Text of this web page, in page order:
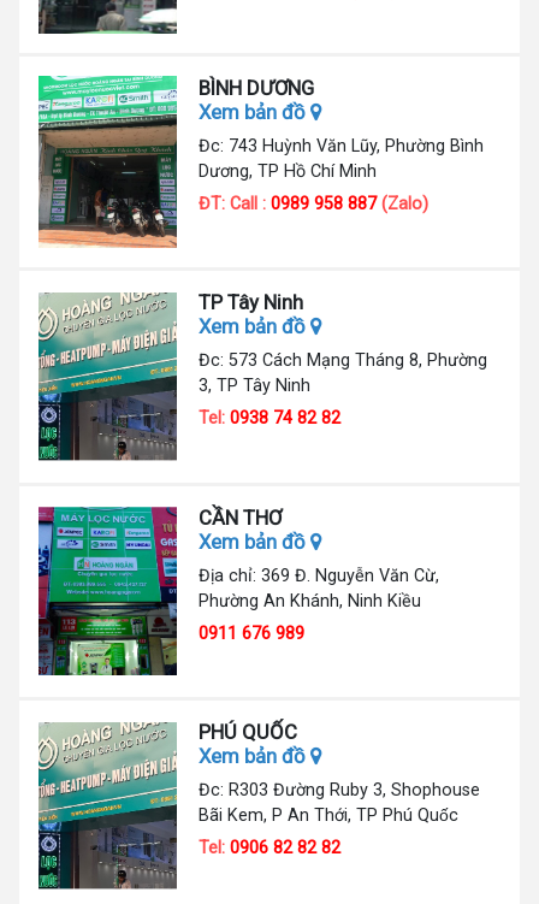
BÌNH DƯƠNG
Xem bản đồ
Đc: 743 Huỳnh Văn Lũy, Phường Bình
Dương, TP Hồ Chí Minh
ĐT: Call :0989 958 887(Zalo)
TP Tây Ninh
Xem bản đồ
Đc: 573 Cách Mạng Tháng 8, Phường
3, TP Tây Ninh
Tel:0938 74 82 82
CẦN THƠ
Xem bản đồ
Địa chỉ: 369 Đ. Nguyễn Văn Cừ,
Phường An Khánh, Ninh Kiều
0911 676 989
PHÚ QUỐC
Xem bản đồ
Đc: R303 Đường Ruby 3, Shophouse
Bãi Kem, P An Thới, TP Phú Quốc
Tel:0906 82 82 82